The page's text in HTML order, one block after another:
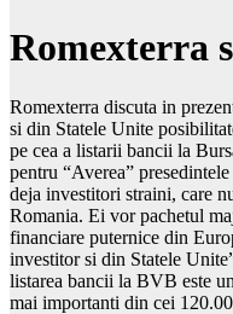
Romexterra
Romexterra discuta in
si din Statele Unite
pe cea a listarii bancii la
pentru “Averea”
deja investitori straini, care
Romania. Ei vor pachetul
financiare puternice din
investitor si din Statele
listarea bancii la BVB este
mai importanti din cei